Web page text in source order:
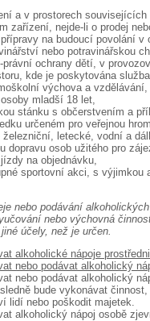
a v prostorech souvisejících
zařízení, nejde-li o prodej
na budoucí povolání v
nebo potravinářskou
ochrany dětí, v
kde je poskytována
výchova a
mladší 18 let,
stánku s občerstvením a
určeném pro veřejnou
železniční, letecké, vodní a
dopravu osob užitého pro
na objednávku,
sportovní akci, s výjimkou
nebo podávání
nebo výchovná
účely, než je určen.
alkoholické nápoje
nebo podávat alkoholický
nebo podávat alkoholický
bude vykonávat
lidí nebo poškodit majetek.
alkoholický nápoj osobě